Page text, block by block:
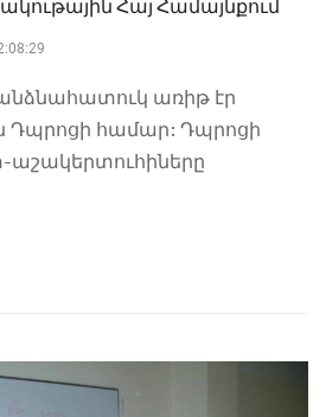
առիթ էր
Դպրոցի համար: Դպրոցի